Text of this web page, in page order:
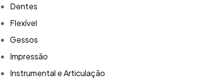
Dentes
Flexível
Gessos
Impressão
Instrumental e Articulação